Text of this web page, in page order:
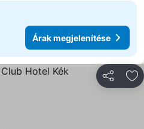
Árak megjelenítése